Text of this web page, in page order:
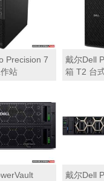
Precision 7
站
戴尔Dell
箱 T2 台
戴尔Dell